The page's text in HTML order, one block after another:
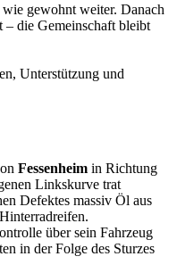
gewohnt weiter. Danach
– die Gemeinschaft bleibt
Unterstützung und
Fessenheim in Richtung
Linkskurve trat
Defektes massiv Öl aus
über sein Fahrzeug
in der Folge des Sturzes